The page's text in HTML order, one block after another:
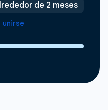
de 2 meses
unirse